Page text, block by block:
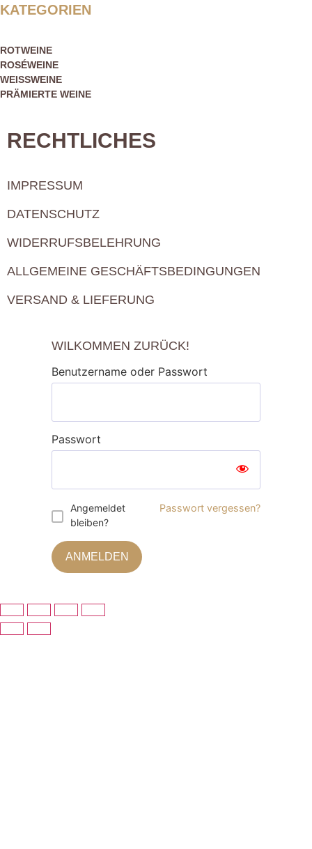
KATEGORIEN
ROTWEINE
ROSÉWEINE
WEISSWEINE
PRÄMIERTE WEINE
RECHTLICHES
IMPRESSUM
DATENSCHUTZ
WIDERRUFSBELEHRUNG
ALLGEMEINE GESCHÄFTSBEDINGUNGEN
VERSAND & LIEFERUNG
WILKOMMEN ZURÜCK!
Benutzername oder Passwort
Passwort
Angemeldet
bleiben?
Passwort vergessen?
ANMELDEN